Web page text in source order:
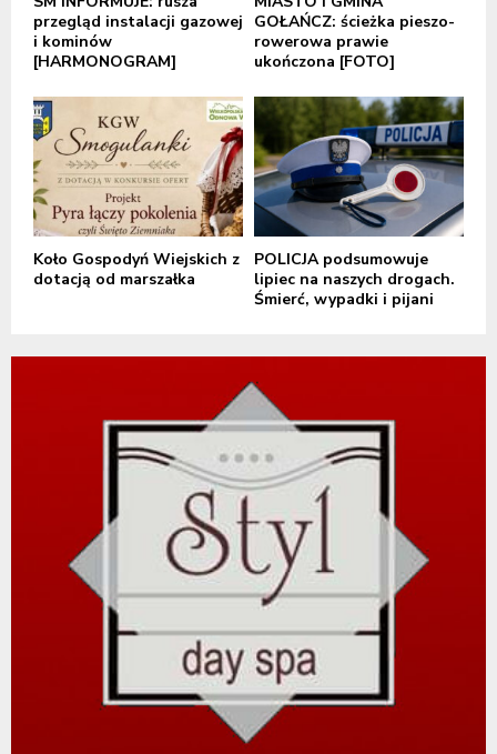
przegląd instalacji gazowej
i kominów
[HARMONOGRAM]
GOŁAŃCZ: ścieżka pieszo-
rowerowa prawie
ukończona [FOTO]
Koło Gospodyń Wiejskich z
dotacją od marszałka
POLICJA podsumowuje
lipiec na naszych drogach.
Śmierć, wypadki i pijani